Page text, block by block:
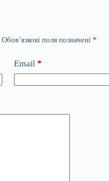
Обов’язкові поля позначені *
Email *